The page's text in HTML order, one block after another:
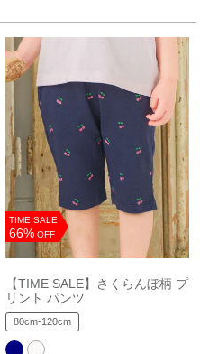
TIME SALE
66% OFF
【TIME SALE】さくらんぼ柄 プ
リント パンツ
80cm-120cm